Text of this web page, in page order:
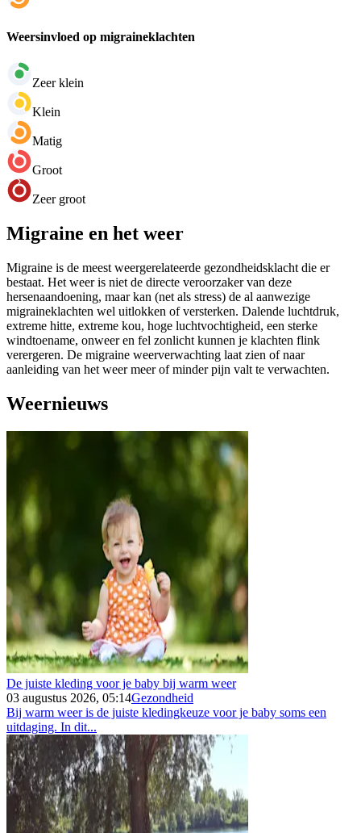
Weersinvloed op migraineklachten
Zeer klein
Klein
Matig
Groot
Zeer groot
Migraine en het weer
Migraine is de meest weergerelateerde gezondheidsklacht die er
bestaat. Het weer is niet de directe veroorzaker van deze
hersenaandoening, maar kan (net als stress) de al aanwezige
migraineklachten wel uitlokken of versterken. Dalende luchtdruk,
extreme hitte, extreme kou, hoge luchtvochtigheid, een sterke
windtoename, onweer en fel zonlicht kunnen je klachten flink
verergeren. De migraine weerverwachting laat zien of naar
aanleiding van het weer meer of minder pijn valt te verwachten.
Weernieuws
De juiste kleding voor je baby bij warm weer
03 augustus 2026, 05:14Gezondheid
Bij warm weer is de juiste kledingkeuze voor je baby soms een
uitdaging. In dit...